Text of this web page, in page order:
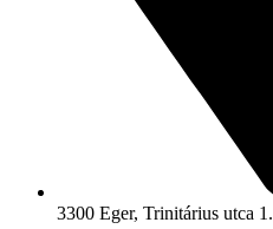
3300 Eger, Trinitárius utca 1.